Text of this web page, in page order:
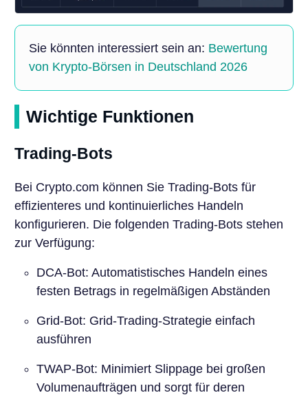
Sie könnten interessiert sein an: Bewertung
von Krypto-Börsen in Deutschland 2026
Wichtige Funktionen
Trading-Bots
Bei Crypto.com können Sie Trading-Bots für
effizienteres und kontinuierliches Handeln
konfigurieren. Die folgenden Trading-Bots stehen
zur Verfügung:
DCA-Bot: Automatistisches Handeln eines
festen Betrags in regelmäßigen Abständen
Grid-Bot: Grid-Trading-Strategie einfach
ausführen
TWAP-Bot: Minimiert Slippage bei großen
Volumenaufträgen und sorgt für deren